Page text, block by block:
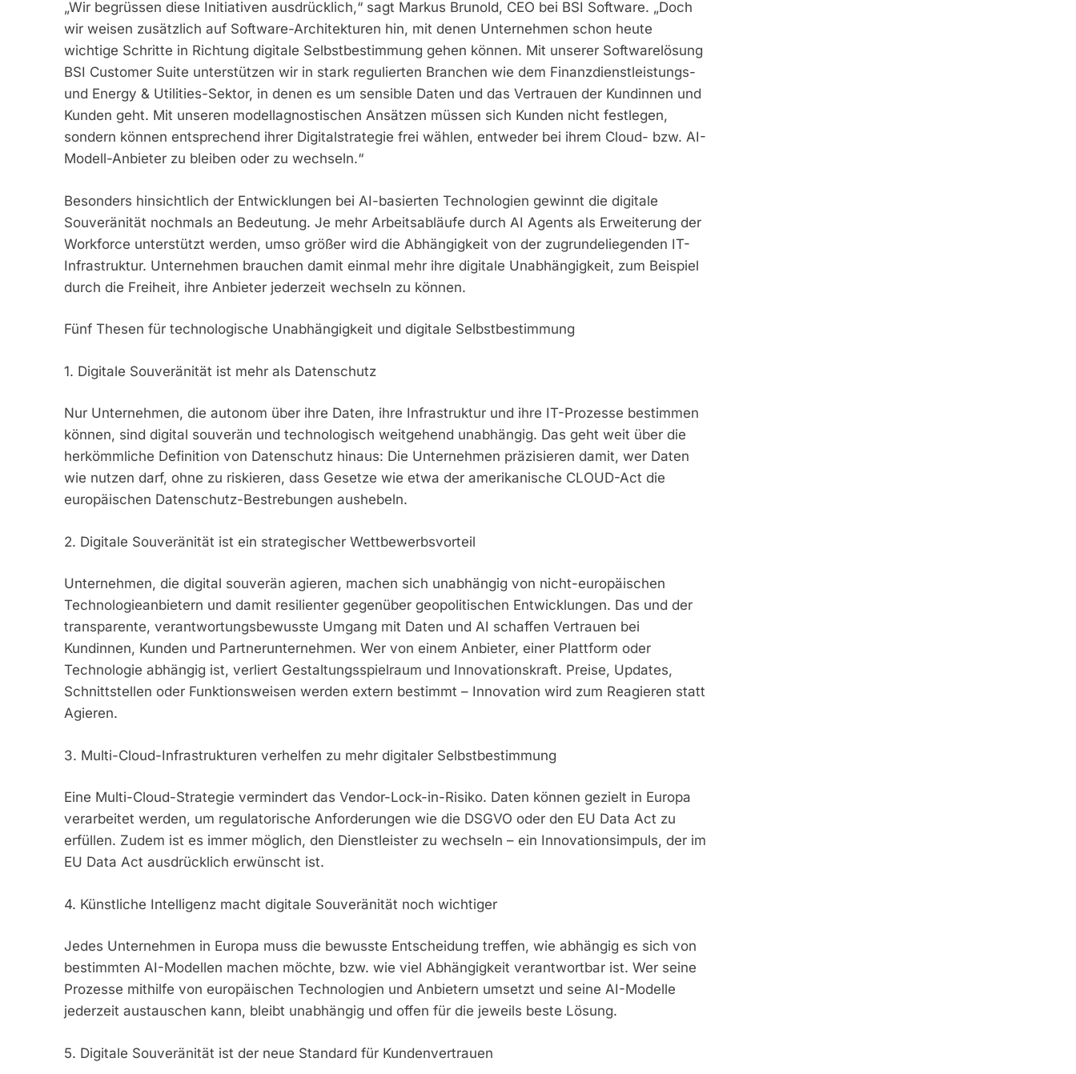
„Wir begrüssen diese Initiativen ausdrücklich,“ sagt Markus Brunold, CEO bei BSI Software. „Doch
wir weisen zusätzlich auf Software-Architekturen hin, mit denen Unternehmen schon heute
wichtige Schritte in Richtung digitale Selbstbestimmung gehen können. Mit unserer Softwarelösung
BSI Customer Suite unterstützen wir in stark regulierten Branchen wie dem Finanzdienstleistungs-
und Energy & Utilities-Sektor, in denen es um sensible Daten und das Vertrauen der Kundinnen und
Kunden geht. Mit unseren modellagnostischen Ansätzen müssen sich Kunden nicht festlegen,
sondern können entsprechend ihrer Digitalstrategie frei wählen, entweder bei ihrem Cloud- bzw. AI-
Modell-Anbieter zu bleiben oder zu wechseln.“
Besonders hinsichtlich der Entwicklungen bei AI-basierten Technologien gewinnt die digitale
Souveränität nochmals an Bedeutung. Je mehr Arbeitsabläufe durch AI Agents als Erweiterung der
Workforce unterstützt werden, umso größer wird die Abhängigkeit von der zugrundeliegenden IT-
Infrastruktur. Unternehmen brauchen damit einmal mehr ihre digitale Unabhängigkeit, zum Beispiel
durch die Freiheit, ihre Anbieter jederzeit wechseln zu können.
Fünf Thesen für technologische Unabhängigkeit und digitale Selbstbestimmung
1. Digitale Souveränität ist mehr als Datenschutz
Nur Unternehmen, die autonom über ihre Daten, ihre Infrastruktur und ihre IT-Prozesse bestimmen
können, sind digital souverän und technologisch weitgehend unabhängig. Das geht weit über die
herkömmliche Definition von Datenschutz hinaus: Die Unternehmen präzisieren damit, wer Daten
wie nutzen darf, ohne zu riskieren, dass Gesetze wie etwa der amerikanische CLOUD-Act die
europäischen Datenschutz-Bestrebungen aushebeln.
2. Digitale Souveränität ist ein strategischer Wettbewerbsvorteil
Unternehmen, die digital souverän agieren, machen sich unabhängig von nicht-europäischen
Technologieanbietern und damit resilienter gegenüber geopolitischen Entwicklungen. Das und der
transparente, verantwortungsbewusste Umgang mit Daten und AI schaffen Vertrauen bei
Kundinnen, Kunden und Partnerunternehmen. Wer von einem Anbieter, einer Plattform oder
Technologie abhängig ist, verliert Gestaltungsspielraum und Innovationskraft. Preise, Updates,
Schnittstellen oder Funktionsweisen werden extern bestimmt – Innovation wird zum Reagieren statt
Agieren.
3. Multi-Cloud-Infrastrukturen verhelfen zu mehr digitaler Selbstbestimmung
Eine Multi-Cloud-Strategie vermindert das Vendor-Lock-in-Risiko. Daten können gezielt in Europa
verarbeitet werden, um regulatorische Anforderungen wie die DSGVO oder den EU Data Act zu
erfüllen. Zudem ist es immer möglich, den Dienstleister zu wechseln – ein Innovationsimpuls, der im
EU Data Act ausdrücklich erwünscht ist.
4. Künstliche Intelligenz macht digitale Souveränität noch wichtiger
Jedes Unternehmen in Europa muss die bewusste Entscheidung treffen, wie abhängig es sich von
bestimmten AI-Modellen machen möchte, bzw. wie viel Abhängigkeit verantwortbar ist. Wer seine
Prozesse mithilfe von europäischen Technologien und Anbietern umsetzt und seine AI-Modelle
jederzeit austauschen kann, bleibt unabhängig und offen für die jeweils beste Lösung.
5. Digitale Souveränität ist der neue Standard für Kundenvertrauen